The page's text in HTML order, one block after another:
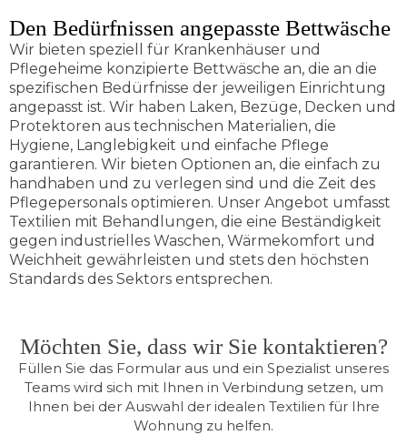
Den Bedürfnissen angepasste Bettwäsche
Wir bieten speziell für Krankenhäuser und
Pflegeheime konzipierte Bettwäsche an, die an die
spezifischen Bedürfnisse der jeweiligen Einrichtung
angepasst ist. Wir haben Laken, Bezüge, Decken und
Protektoren aus technischen Materialien, die
Hygiene, Langlebigkeit und einfache Pflege
garantieren. Wir bieten Optionen an, die einfach zu
handhaben und zu verlegen sind und die Zeit des
Pflegepersonals optimieren. Unser Angebot umfasst
Textilien mit Behandlungen, die eine Beständigkeit
gegen industrielles Waschen, Wärmekomfort und
Weichheit gewährleisten und stets den höchsten
Standards des Sektors entsprechen.
Möchten Sie, dass wir Sie kontaktieren?
Füllen Sie das Formular aus und ein Spezialist unseres
Teams wird sich mit Ihnen in Verbindung setzen, um
Ihnen bei der Auswahl der idealen Textilien für Ihre
Wohnung zu helfen.